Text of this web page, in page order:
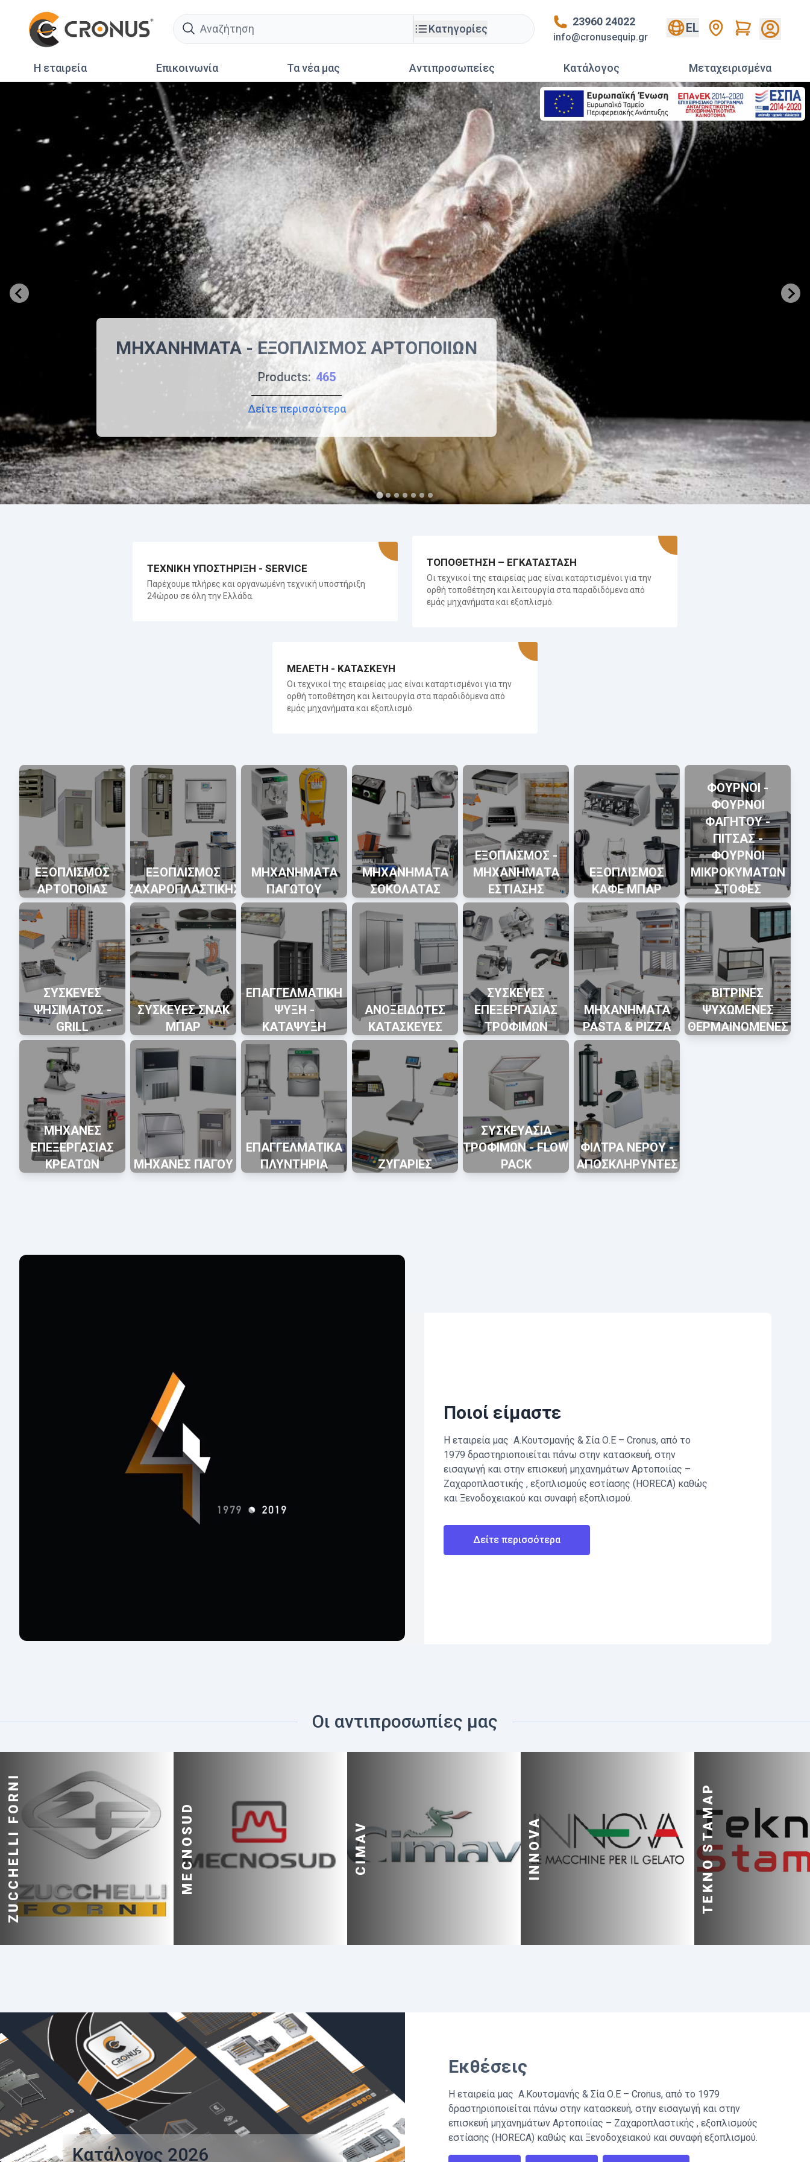
search
Κατηγορίες
23960 24022
info@cronusequip.gr
EL Cart
Η εταιρεία Επικοινωνία Τα νέα μας Αντιπροσωπείες Κατάλογος Mεταχειρισμένα
MHXANHMATA - EΞOΠΛIΣMOΣ ZAXAPOΠΛAΣTEIΩN
Products: 267
Δείτε περισσότερα
ΤΕΧΝΙΚΗ ΥΠΟΣΤΗΡΙΞΗ - SERVICE
Παρέχουμε πλήρες και οργανωμένη τεχνική υποστήριξη
24ώρου σε όλη την Ελλάδα.
ΤΟΠΟΘΕΤΗΣΗ – ΕΓΚΑΤΑΣΤΑΣΗ
Οι τεχνικοί της εταιρείας μας είναι καταρτισμένοι για την
ορθή τοποθέτηση και λειτουργία στα παραδιδόμενα από
εμάς μηχανήματα και εξοπλισμό.
ΜΕΛΕΤΗ - ΚΑΤΑΣΚΕΥΗ
Οι τεχνικοί της εταιρείας μας είναι καταρτισμένοι για την
ορθή τοποθέτηση και λειτουργία στα παραδιδόμενα από
εμάς μηχανήματα και εξοπλισμό.
ΕΞΟΠΛΙΣΜΟΣ
ΑΡΤΟΠΟΙΙΑΣ
ΕΞΟΠΛΙΣΜΟΣ
ΖΑΧΑΡΟΠΛΑΣΤΙΚΗΣ
ΜΗΧΑΝΗΜΑΤΑ
ΠΑΓΩΤΟΥ
ΜΗΧΑΝΗΜΑΤΑ
ΣΟΚΟΛΑΤΑΣ
ΕΞΟΠΛΙΣΜΟΣ -
ΜΗΧΑΝΗΜΑΤΑ
ΕΣΤΙΑΣΗΣ
ΕΞΟΠΛΙΣΜΟΣ
ΚΑΦΕ ΜΠΑΡ
ΦΟΥΡΝΟΙ -
ΦΟΥΡΝΟΙ
ΦΑΓΗΤΟΥ -
ΠΙΤΣΑΣ -
ΦΟΥΡΝΟΙ
ΜΙΚΡΟΚΥΜΑΤΩΝ
ΣΤΟΦΕΣ
ΣΥΣΚΕΥΕΣ
ΨΗΣΙΜΑΤΟΣ -
GRILL
ΣΥΣΚΕΥΕΣ ΣΝΑΚ
ΜΠΑΡ
ΕΠΑΓΓΕΛΜΑΤΙΚΗ
ΨΥΞΗ -
ΚΑΤΑΨΥΞΗ
ΑΝΟΞΕΙΔΩΤΕΣ
ΚΑΤΑΣΚΕΥΕΣ
ΣΥΣΚΕΥΕΣ
ΕΠΕΞΕΡΓΑΣΙΑΣ
ΤΡΟΦΙΜΩΝ
ΜΗΧΑΝΗΜΑΤΑ
PASTA & PIZZA
ΒΙΤΡΙΝΕΣ
ΨΥΧΩΜΕΝΕΣ
ΘΕΡΜΑΙΝΟΜΕΝΕΣ
ΜΗΧΑΝΕΣ
ΕΠΕΞΕΡΓΑΣΙΑΣ
ΚΡΕΑΤΩΝ
ΜΗΧΑΝΕΣ ΠΑΓΟΥ
ΕΠΑΓΓΕΛΜΑΤΙΚΑ
ΠΛΥΝΤΗΡΙΑ
ΖΥΓΑΡΙΕΣ
ΣΥΣΚΕΥΑΣΙΑ
ΤΡΟΦΙΜΩΝ - FLOW
PACK
ΦΙΛΤΡΑ ΝΕΡΟΥ -
ΑΠΟΣΚΛΗΡΥΝΤΕΣ
Ποιοί είμαστε
Η εταιρεία μας Α.Κουτσμανής & Σία Ο.Ε – Cronus, από το
1979 δραστηριοποιείται πάνω στην κατασκευή, στην
εισαγωγή και στην επισκευή μηχανημάτων Αρτοποιίας –
Ζαχαροπλαστικής , εξοπλισμούς εστίασης (HORECA) καθώς
και Ξενοδοχειακού και συναφή εξοπλισμού.
Δείτε περισσότερα
Οι αντιπροσωπίες μας
ZUCCHELLI FORNI MECNOSUD CIMAV INNOVA TEKNO STAMAP
Κατάλογος 2026
Εκθέσεις
Η εταιρεία μας Α.Κουτσμανής & Σία Ο.Ε – Cronus, από το 1979
δραστηριοποιείται πάνω στην κατασκευή, στην εισαγωγή και στην
επισκευή μηχανημάτων Αρτοποιίας – Ζαχαροπλαστικής , εξοπλισμούς
εστίασης (HORECA) καθώς και Ξενοδοχειακού και συναφή εξοπλισμού.